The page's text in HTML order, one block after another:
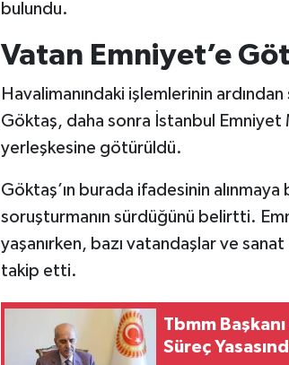
bulundu.
Vatan Emniyet’e
Havalimanındaki işlemlerinin
Göktaş, daha sonra İstanbul Emniyet
yerleşkesine götürüldü.
Göktaş’ın burada ifadesinin
soruşturmanın sürdüğünü belirtti.
yaşanırken, bazı vatandaşlar ve
takip etti.
Tbmm
Süreç